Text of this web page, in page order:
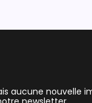
aucune nouvelle